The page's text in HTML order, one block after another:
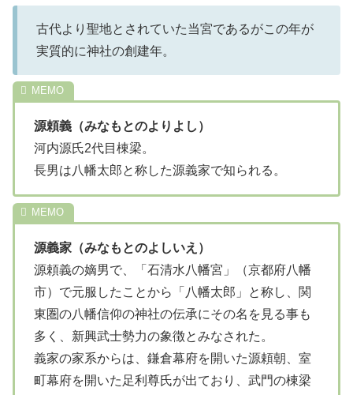
古代より聖地とされていた当宮であるがこの年が
実質的に神社の創建年。
源頼義（みなもとのよりよし）
河内源氏2代目棟梁。
長男は八幡太郎と称した源義家で知られる。
源義家（みなもとのよしいえ）
源頼義の嫡男で、「石清水八幡宮」（京都府八幡
市）で元服したことから「八幡太郎」と称し、関
東圏の八幡信仰の神社の伝承にその名を見る事も
多く、新興武士勢力の象徴とみなされた。
義家の家系からは、鎌倉幕府を開いた源頼朝、室
町幕府を開いた足利尊氏が出ており、武門の棟梁